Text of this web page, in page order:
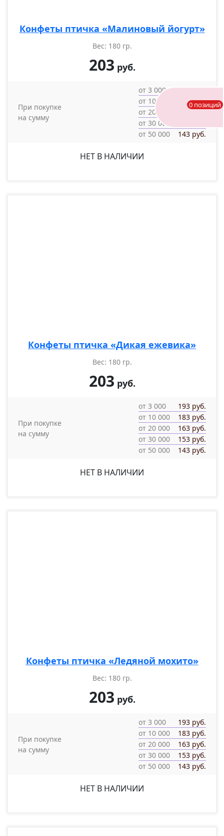
0 позиций
Конфеты птичка «Малиновый йогурт»
Вес: 180 гр.
203 руб.
При покупке
на сумму
от 3 000
193 руб.
от 10 000
183 руб.
от 20 000
163 руб.
от 30 000
от 50 000
143 руб.
НЕТ В НАЛИЧИИ
Конфеты птичка «Дикая ежевика»
Вес: 180 гр.
203 руб.
При покупке
на сумму
от 3 000
193 руб.
от 10 000
183 руб.
от 20 000
163 руб.
от 30 000
153 руб.
от 50 000
143 руб.
НЕТ В НАЛИЧИИ
Конфеты птичка «Ледяной мохито»
Вес: 180 гр.
203 руб.
При покупке
на сумму
от 3 000
193 руб.
от 10 000
183 руб.
от 20 000
163 руб.
от 30 000
153 руб.
от 50 000
143 руб.
НЕТ В НАЛИЧИИ